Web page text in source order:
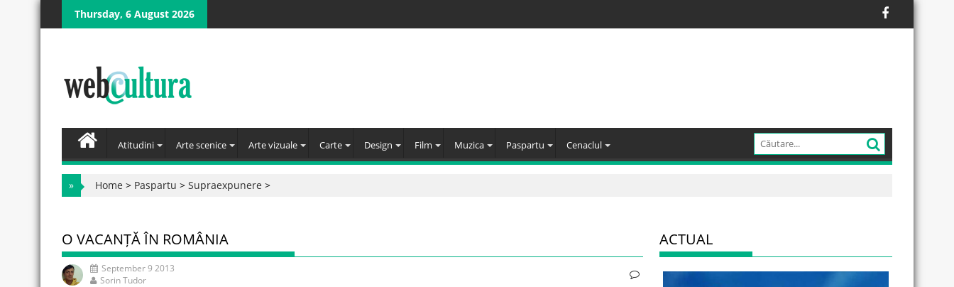
Skip
Thursday, 6 August 2026
Atitudini Arte scenice Arte vizuale Carte Design Film Muzica Paspartu Cenaclul
» Home > Paspartu > Supraexpunere >
O VACANȚĂ ÎN ROMÂNIA
September 9 2013
Sorin Tudor
ACTUAL